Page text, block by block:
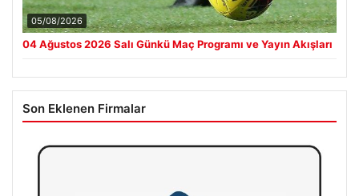
05/08/2026
04 Ağustos 2026 Salı Günkü Maç Programı ve Yayın Akışları
Son Eklenen Firmalar